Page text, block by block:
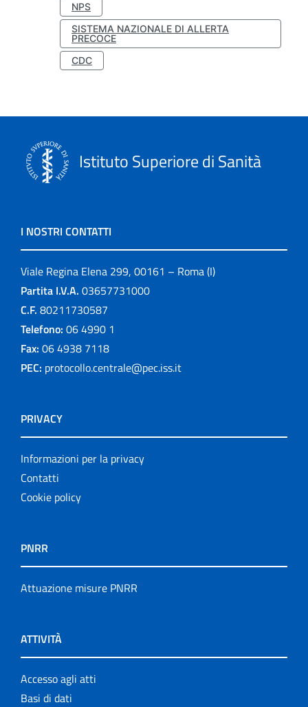
NPS
SISTEMA NAZIONALE DI ALLERTA
PRECOCE
CDC
Istituto Superiore di Sanità
I NOSTRI CONTATTI
Viale Regina Elena 299, 00161 – Roma (I)
Partita I.V.A. 03657731000
C.F. 80211730587
Telefono: 06 4990 1
Fax: 06 4938 7118
PEC: protocollo.centrale@pec.iss.it
PRIVACY
Informazioni per la privacy
Contatti
Cookie policy
PNRR
Attuazione misure PNRR
ATTIVITÀ
Accesso agli atti
Basi di dati